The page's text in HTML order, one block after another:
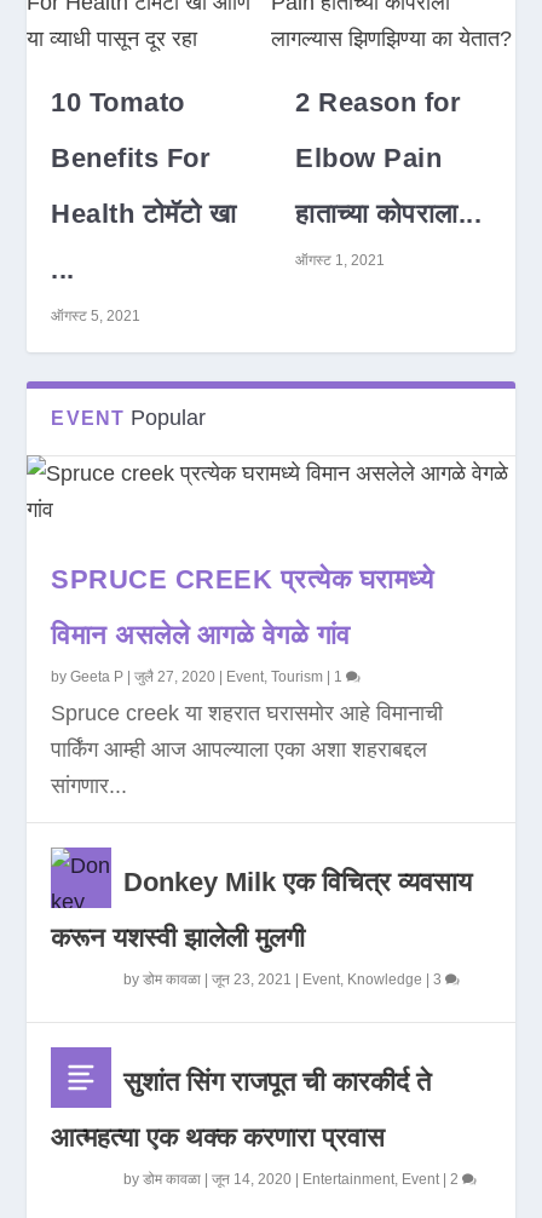
10 Tomato
Benefits For
Health टोमॅटो खा
...
ऑगस्ट 5, 2021
2 Reason for
Elbow Pain
हाताच्या कोपराला...
ऑगस्ट 1, 2021
EVENT Popular
SPRUCE CREEK प्रत्येक घरामध्ये
विमान असलेले आगळे वेगळे गांव
byGeeta P |जुलै 27, 2020 Event,Tourism 1
Spruce creek या शहरात घरासमोर आहे विमानाची
पार्किंग आम्ही आज आपल्याला एका अशा शहराबद्दल
सांगणार...
Donkey Milk एक विचित्र व्यवसाय
करून यशस्वी झालेली मुलगी
byडोम कावळा |जून 23, 2021 Event, Knowledge |3
सुशांत सिंग राजपूत ची कारकीर्द ते
आत्महत्या एक थक्क करणारा प्रवास
byडोम कावळा |जून 14, 2020 Entertainment, Event|2